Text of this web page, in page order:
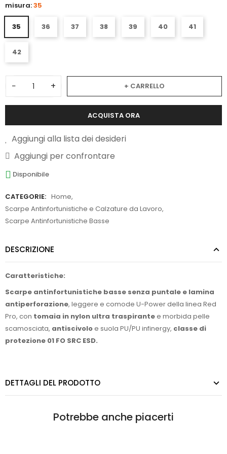
misura:35
35 36 37 38 39 40 41
42
− + + CARRELLO
ACQUISTA ORA
Aggiungi alla lista dei desideri
Aggiungi per confrontare
Disponibile
CATEGORIE: Home,
Scarpe Antinfortunistiche e Calzature da Lavoro,
Scarpe Antinfortunistiche Basse
DESCRIZIONE
Caratteristiche:
Scarpe antinfortunistiche basse senza puntale e lamina
antiperforazione, leggere e comode U-Power della linea Red
Pro, con tomaia in nylon ultra traspirantee morbida pelle
scamosciata, antiscivoloe suola PU/PU infinergy, classe di
protezione 01 FO SRC ESD.
DETTAGLI DEL PRODOTTO
Potrebbe anche piacerti